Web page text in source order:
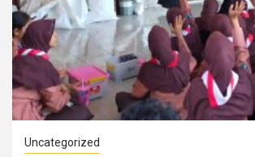
Uncategorized